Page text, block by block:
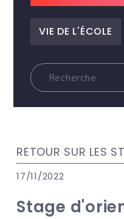
VIE DE L'ÉCOLE
RETOUR SUR LES
17/11/2022
Stage